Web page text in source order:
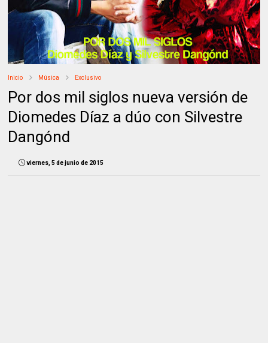
Inicio Música Exclusivo
Por dos mil siglos nueva versión de
Diomedes Díaz a dúo con Silvestre
Dangónd
viernes, 5 de junio de 2015